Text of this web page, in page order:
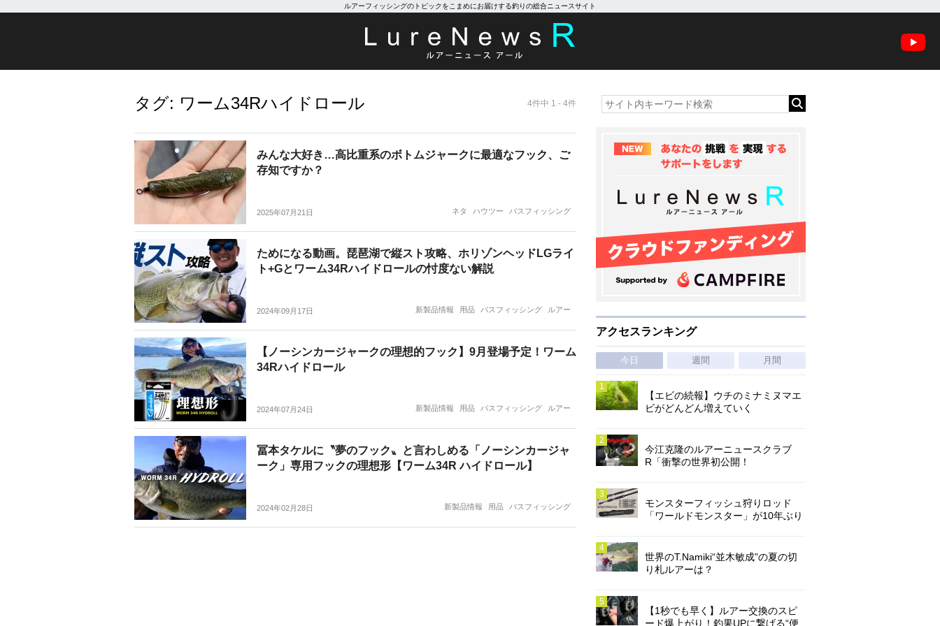
ルアーフィッシングのトピックをこまめにお届けする釣りの総合ニュースサイト
タグ: ワーム34Rハイドロール 4件中 1 - 4件
みんな大好き…高比重系のボトムジャークに最適なフック、ご
存知ですか？
2025年07月21日 ネタ ハウツー バスフィッシング
ためになる動画。琵琶湖で縦スト攻略、ホリゾンヘッドLGライ
ト+Gとワーム34Rハイドロールの忖度ない解説
2024年09月17日 新製品情報 用品 バスフィッシング ルアー
【ノーシンカージャークの理想的フック】9月登場予定！ワーム
34Rハイドロール
2024年07月24日 新製品情報 用品 バスフィッシング ルアー
冨本タケルに〝夢のフック〟と言わしめる「ノーシンカージャ
ーク」専用フックの理想形【ワーム34R ハイドロール】
2024年02月28日 新製品情報 用品 バスフィッシング
アクセスランキング
今日 週間 月間
【エビの続報】ウチのミナミヌマエ
ビがどんどん増えていく
今江克隆のルアーニュースクラブ
R「衝撃の世界初公開！
モンスターフィッシュ狩りロッド
「ワールドモンスター」が10年ぶり
世界のT.Namiki“並木敏成”の夏の切
り札ルアーは？
【1秒でも早く】ルアー交換のスピ
ード爆上がり！釣果UPに繋げる“便